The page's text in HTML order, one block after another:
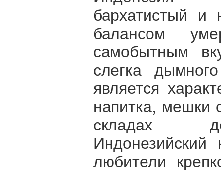
бархатистый и
балансом
самобытным
слегка
является
напитка, мешки
складах
любители